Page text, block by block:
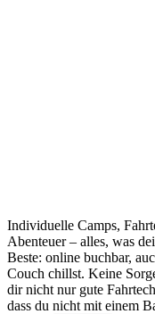
Individuelle Camps,
Abenteuer – alles, was
Beste: online buchbar,
Couch chillst. Keine
dir nicht nur gute
dass du nicht mit einem